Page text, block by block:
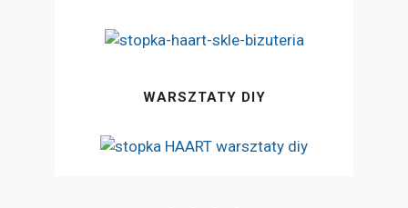
WARSZTATY DIY